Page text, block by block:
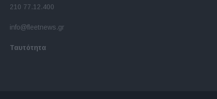
210 77.12.400
info@fleetnews.gr
Ταυτότητα